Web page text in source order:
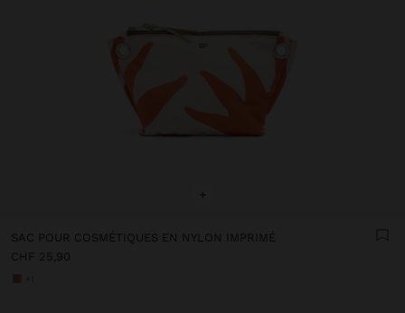
+
SAC POUR COSMÉTIQUES EN NYLON IMPRIMÉ
CHF 25,90